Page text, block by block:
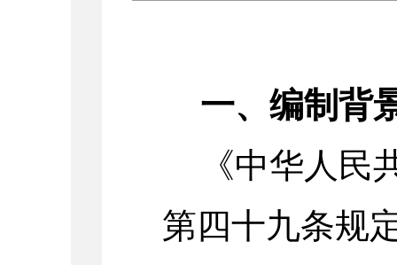
一、编制背
《中华人
第四十九条规